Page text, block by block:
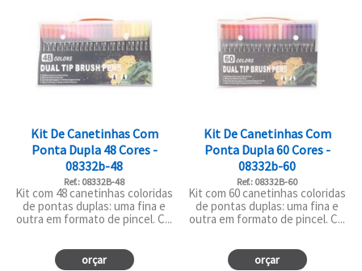
Kit De Canetinhas Com
Ponta Dupla 48 Cores -
08332b-48
Ref.: 08332B-48
Kit com 48 canetinhas coloridas
de pontas duplas: uma fina e
outra em formato de pincel. C...
orçar
Kit De Canetinhas Com
Ponta Dupla 60 Cores -
08332b-60
Ref.: 08332B-60
Kit com 60 canetinhas coloridas
de pontas duplas: uma fina e
outra em formato de pincel. C...
orçar